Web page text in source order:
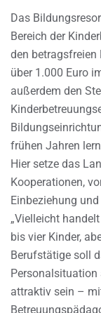
Das
Bereich der
den betragsfreien
über 1.000 Euro
außerdem den
frühen Jahren
Hier setze das
Kooperationen,
Einbeziehung
„Vielleicht
bis vier Kinder,
Berufstätige soll
Personalsituation
attraktiv sein –